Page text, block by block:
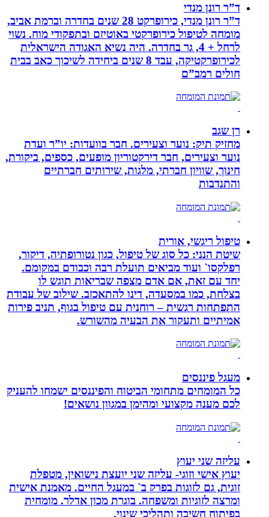
ד”ר רונן מנדי
ד”ר רונן מנדי, כירופרקט 28 שנים בחדרה וברמת אביב,
מומחה לטיפול כירופרקטי באוטיזם ובתפקודי מוח. נשוי
לרחל + 4, גר בחדרה. היה נשיא האגודה הישראלית
לכירופרקטיקה, עבד 8 שנים ביחידה לשיכוך כאב בבית
חולים רמב”ם
רן שגב
מחזיק תיק: נוער וצעירים. חבר בוועדות: יו”ר ועדת
נוער וצעירים, חבר דירקטוריון מופעים, כספים, ביקורת,
חינוך, שוויון חברתי, מלגות, שירותים חברתיים
והתנדבות
טיפול ריגשי, אורית
שיטת הנני: כל סוג של טיפול, כגון נטורופתיה, דיקור,
רפלקסו` ועוד מביאים תועלת רבה וכבודם במקומם.
יחד עם זאת, אם אדם מצפה שבריאות תוגש לו
בצלחת, כמו במסעדה, דינו להתאכזב. שילוב של עבודת
התפתחות רגשית – רוחנית עם טיפול בגוף, תניב פירות
אמיתיים ותעקור את הבעיה מהשורש.
מעגל פיננסים
כל המומחים מתחומי הביטוח והפיננסים ישמחו להעניק
לכם מענה מקצועי ומהימן במגוון נושאים!
עליזה שני יעוץ
יעוץ אישי וזוגי- עליזה שני יועצת נישואין, מטפלת
זוגית, גם לזוגות בפרק ב` במעגל החיים. מאמנת אישית
ומרצה לזוגיות ומשפחה. בוגרת מכון אדלר. מומחית
בפיתוח חשיבה ותהליכי שינוי.